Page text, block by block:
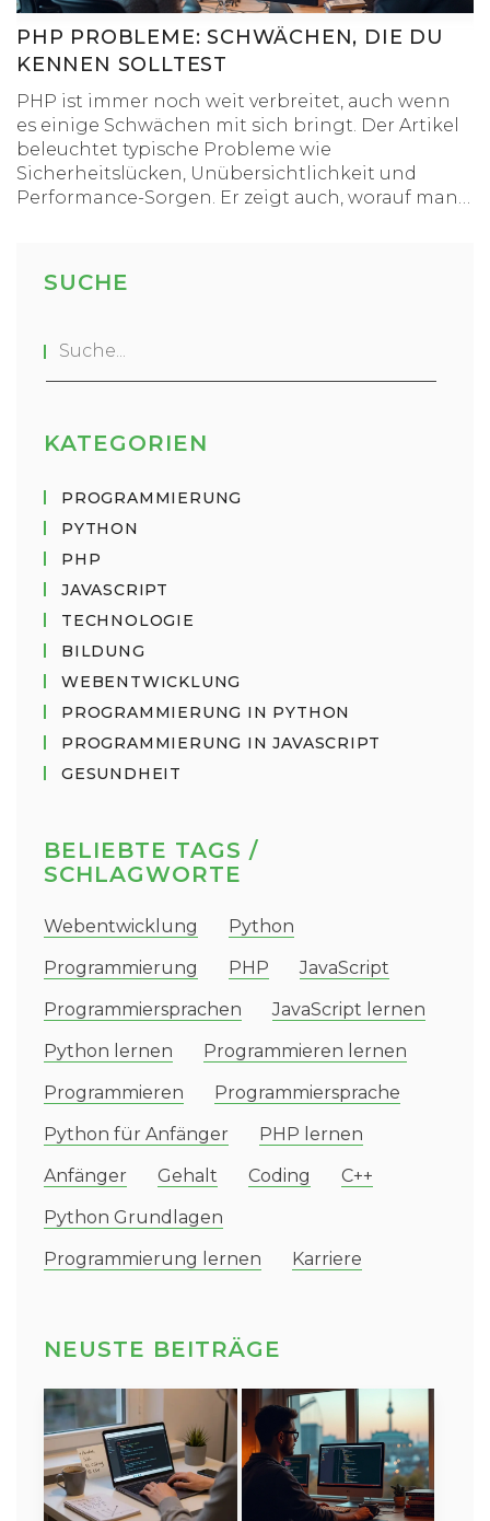
PHP PROBLEME: SCHWÄCHEN, DIE DU
KENNEN SOLLTEST
PHP ist immer noch weit verbreitet, auch wenn
es einige Schwächen mit sich bringt. Der Artikel
beleuchtet typische Probleme wie
Sicherheitslücken, Unübersichtlichkeit und
Performance-Sorgen. Er zeigt auch, worauf man
Entwickler typische Stolperfallen besser
vermeiden und moderner arbeiten. Ein Muss für
starten wollen.
SUCHE
KATEGORIEN
PROGRAMMIERUNG
PYTHON
PHP
JAVASCRIPT
TECHNOLOGIE
BILDUNG
WEBENTWICKLUNG
PROGRAMMIERUNG IN PYTHON
PROGRAMMIERUNG IN JAVASCRIPT
GESUNDHEIT
BELIEBTE TAGS /
SCHLAGWORTE
Webentwicklung
Python
Programmierung
PHP
JavaScript
Programmiersprachen
JavaScript lernen
Python lernen
Programmieren lernen
Programmieren
Programmiersprache
Python für Anfänger
PHP lernen
Anfänger
Gehalt Coding
C++
Python Grundlagen
Programmierung lernen
Karriere
NEUSTE BEITRÄGE